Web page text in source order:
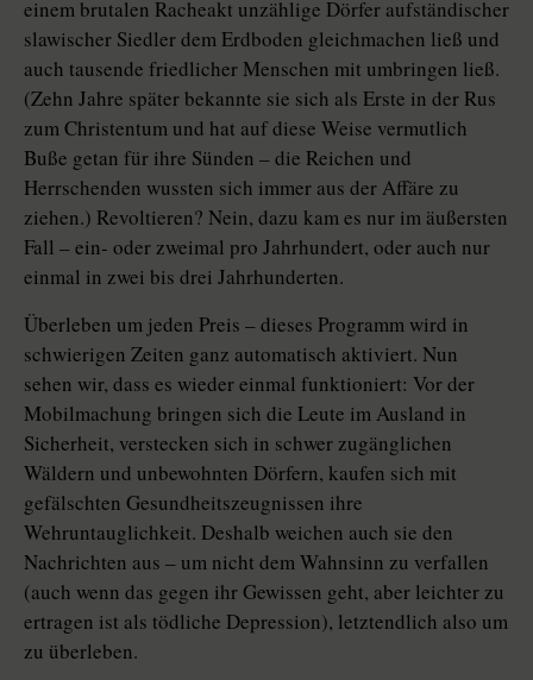
einem brutalen Racheakt unzählige Dörfer aufständischer
slawischer Siedler dem Erdboden gleichmachen ließ und
auch tausende friedlicher Menschen mit umbringen ließ.
(Zehn Jahre später bekannte sie sich als Erste in der Rus
zum Christentum und hat auf diese Weise vermutlich
Buße getan für ihre Sünden – die Reichen und
Herrschenden wussten sich immer aus der Affäre zu
ziehen.) Revoltieren? Nein, dazu kam es nur im äußersten
Fall – ein- oder zweimal pro Jahrhundert, oder auch nur
einmal in zwei bis drei Jahrhunderten.
Überleben um jeden Preis – dieses Programm wird in
schwierigen Zeiten ganz automatisch aktiviert. Nun
sehen wir, dass es wieder einmal funk­tio­niert: Vor der
Mobilmachung bringen sich die Leute im Ausland in
Sicherheit, verstecken sich in schwer zugänglichen
Wäldern und unbewohnten Dörfern, kaufen sich mit
gefälschten Gesundheitszeugnissen ihre
Wehruntauglichkeit. Deshalb weichen auch sie den
Nachrichten aus – um nicht dem Wahnsinn zu verfallen
(auch wenn das gegen ihr Gewissen geht, aber leichter zu
ertragen ist als tödliche Depression), letztendlich also um
zu überleben.